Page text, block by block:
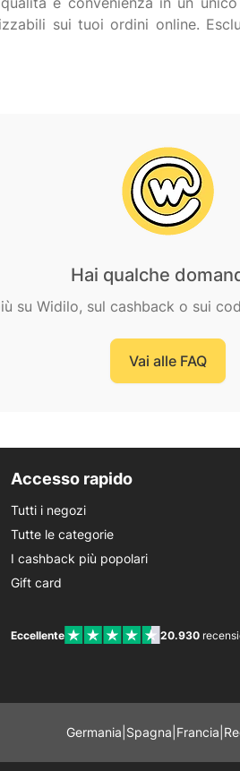
sui tuoi ordini online.
Hai qualche
su Widilo, sul cashback o sui
Vai alle FAQ
Accesso rapido
Tutti i negozi
Tutte le categorie
I cashback più popolari
Gift card
Eccellente 20.930
Germania Spagna Francia